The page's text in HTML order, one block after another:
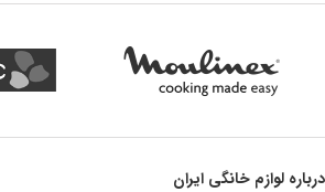
درباره لوازم خانگی ایران